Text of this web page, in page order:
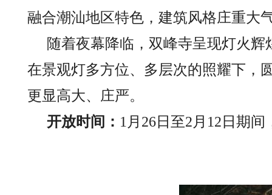
融合潮汕地区特色，建筑风格庄重大
随着夜幕降临，双峰寺呈现灯火
在景观灯多方位、多层次的照耀下，
更显高大、庄严。
开放时间： 1月26日至2月12日期间